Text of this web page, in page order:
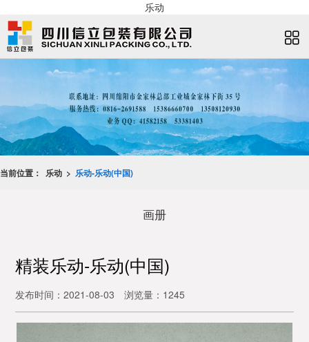
乐动
当前位置： 乐动 > 乐动-乐动(中国)
画册
精装乐动-乐动(中国)
发布时间：2021-08-03 浏览量：1245